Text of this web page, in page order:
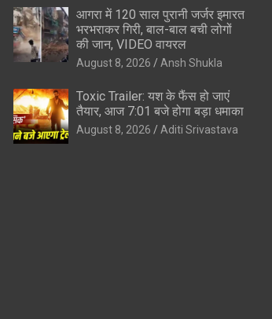
आगरा में 120 साल पुरानी जर्जर इमारत
भरभराकर गिरी, बाल-बाल बची लोगों
की जान, VIDEO वायरल
August 8, 2026 Ansh Shukla
Toxic Trailer: यश के फैंस हो जाएं
तैयार, आज 7:01 बजे होगा बड़ा धमाका
August 8, 2026 Aditi Srivastava